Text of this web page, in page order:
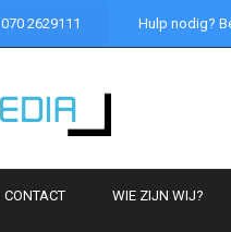
070 2629111 Hulp nodig?
CONTACT WIE ZIJN WIJ?